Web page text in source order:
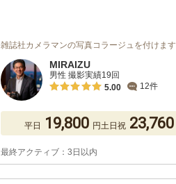
雑誌社カメラマンの写真コラージュを付けます
MIRAIZU
男性 撮影実績19回
5.00
12件
平日 19,800 円土日祝 23,760
最終アクティブ：3日以内